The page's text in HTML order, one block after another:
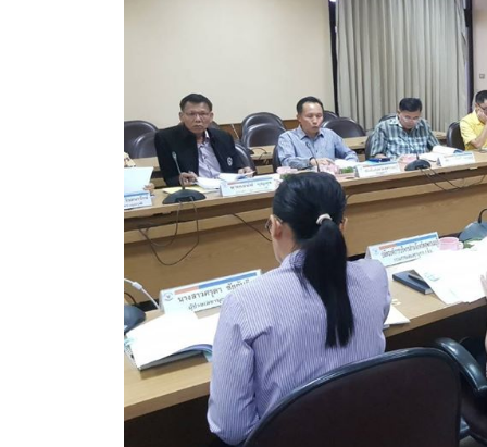
รายงานผู้ใช้บริการกล้อง CCTV
นโยบายคุ้มครองข้อมูลส่วนบุคคล
ผลงาน
มาตรฐานกำหนดตำแหน่ง
VDO Present
ประกาศแผนการจัดซื้อจัดจ้าง